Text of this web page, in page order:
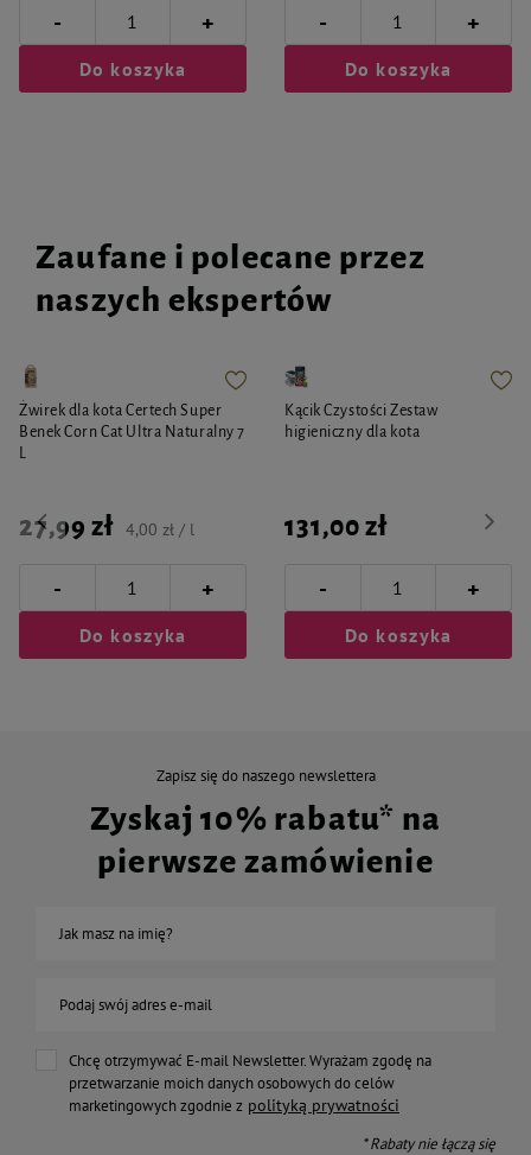
- +
Do koszyka
- +
Do koszyka
Zaufane i polecane przez
naszych ekspertów
Żwirek dla kota Certech Super
Benek Corn Cat Ultra Naturalny 7
L
27,99 zł 4,00 zł / l
- +
Do koszyka
Kącik Czystości Zestaw
higieniczny dla kota
131,00 zł
- +
Do koszyka
Zapisz się do naszego newslettera
Zyskaj 10% rabatu* na
pierwsze zamówienie
Jak masz na imię?
Podaj swój adres e-mail
Chcę otrzymywać E-mail Newsletter. Wyrażam zgodę na
przetwarzanie moich danych osobowych do celów
marketingowych zgodnie z polityką prywatności
* Rabaty nie łączą się